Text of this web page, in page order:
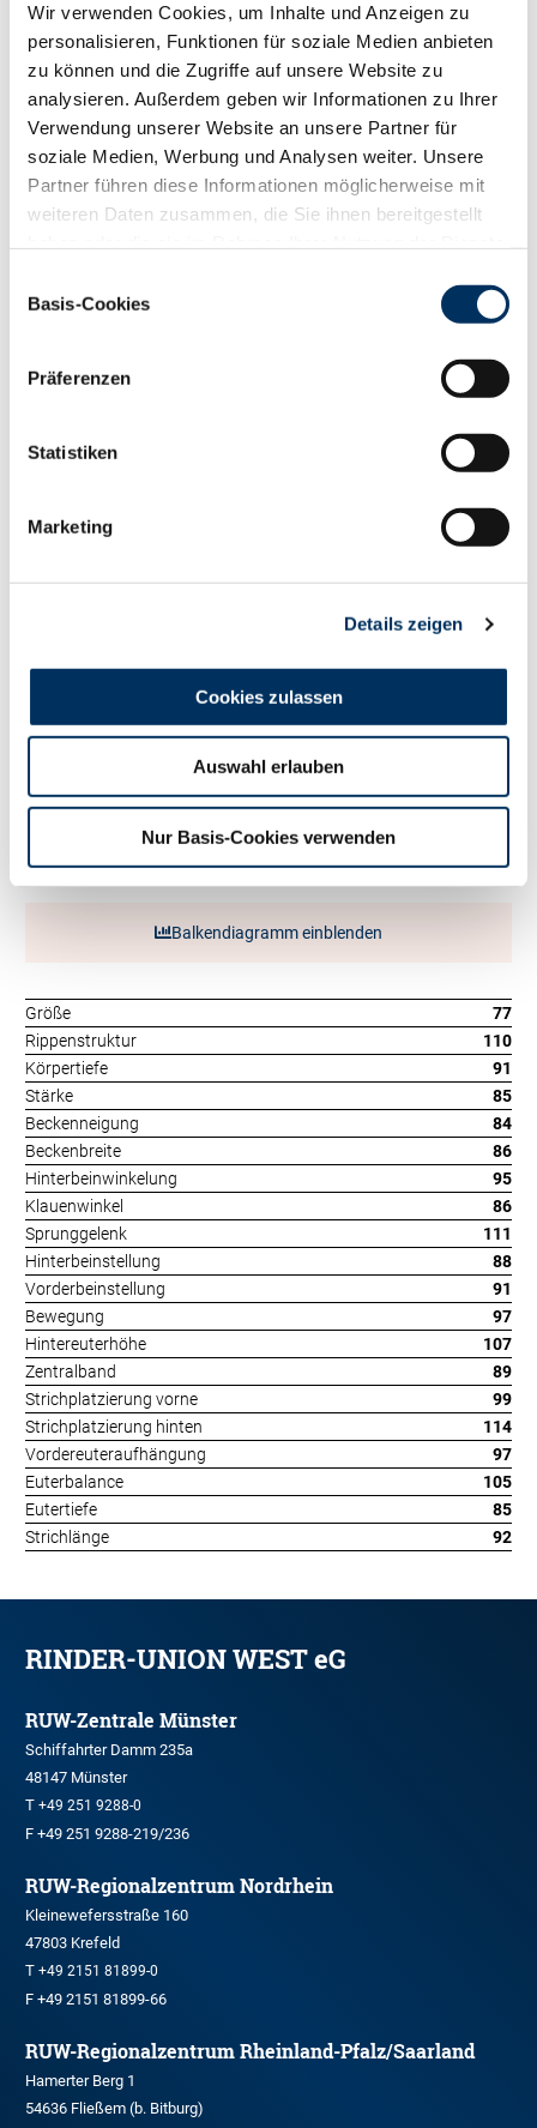
Wir verwenden Cookies, um Inhalte und Anzeigen zu
personalisieren, Funktionen für soziale Medien anbieten
zu können und die Zugriffe auf unsere Website zu
analysieren. Außerdem geben wir Informationen zu Ihrer
Verwendung unserer Website an unsere Partner für
soziale Medien, Werbung und Analysen weiter. Unsere
Partner führen diese Informationen möglicherweise mit
weiteren Daten zusammen, die Sie ihnen bereitgestellt
Cookies, wenn Sie unsere Webseite weiterhin nutzen.
Basis-Cookies
Präferenzen
Statistiken
Marketing
Details zeigen
Cookies zulassen
Auswahl erlauben
Nur Basis-Cookies verwenden
RZKd
RZKm
112
RZÖko
Gesundheit
88
110
106
Produktion
+1969
Fett kg
+142
Eiweiß kg
+74
105
RZRobot 0
RZE 87
Körper
73
Euter
92
Balkendiagramm einblenden
Größe
77
Rippenstruktur
110
Körpertiefe
91
Stärke
85
Beckenneigung
84
Beckenbreite
86
Hinterbeinwinkelung
95
Klauenwinkel
86
Sprunggelenk
111
Hinterbeinstellung
88
Vorderbeinstellung
91
Bewegung
97
Hintereuterhöhe
107
Zentralband
89
Strichplatzierung vorne
99
Strichplatzierung hinten
114
Vordereuteraufhängung
97
Euterbalance
105
Eutertiefe
85
Strichlänge
92
RINDER-UNION WEST eG
RUW-Zentrale Münster
Schiffahrter Damm 235a
48147 Münster
T +49 251 9288-0
F +49 251 9288-219/236
RUW-Regionalzentrum Nordrhein
Kleinewefersstraße 160
47803 Krefeld
T +49 2151 81899-0
F +49 2151 81899-66
RUW-Regionalzentrum Rheinland-Pfalz/Saarland
Hamerter Berg 1
54636 Fließem (b. Bitburg)